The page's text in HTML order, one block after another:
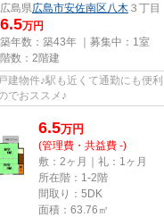
広島県広島市安佐南区八木 ３丁目
6.5万円
築年数：築43年 ｜募集中： 1室
階数：2階建
建物件♪駅も近くて通勤にも便
でおススメ♪
6.5万円
(管理費・共益費 -)
敷：2ヶ月｜礼：1ヶ月
所在階：1-2階
間取り：5DK
面積：63.76㎡